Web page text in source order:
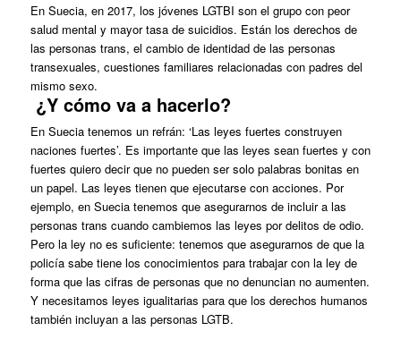
En Suecia, en 2017, los jóvenes LGTBI son el grupo con peor
salud mental y mayor tasa de suicidios. Están los derechos de
las personas trans, el cambio de identidad de las personas
transexuales, cuestiones familiares relacionadas con padres del
mismo sexo.
¿Y cómo va a hacerlo?
En Suecia tenemos un refrán: ‘Las leyes fuertes construyen
naciones fuertes’. Es importante que las leyes sean fuertes y con
fuertes quiero decir que no pueden ser solo palabras bonitas en
un papel. Las leyes tienen que ejecutarse con acciones. Por
ejemplo, en Suecia tenemos que asegurarnos de incluir a las
personas trans cuando cambiemos las leyes por delitos de odio.
Pero la ley no es suficiente: tenemos que asegurarnos de que la
policía sabe tiene los conocimientos para trabajar con la ley de
forma que las cifras de personas que no denuncian no aumenten.
Y necesitamos leyes igualitarias para que los derechos humanos
también incluyan a las personas LGTB.